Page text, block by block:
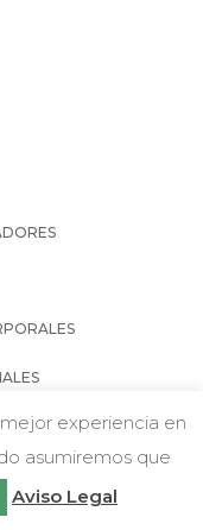
con nosotros
experiencia en
asumiremos que
Aviso Legal